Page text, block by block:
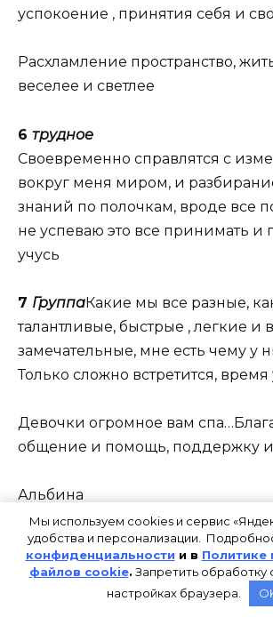
успокоение , принятия себя и
Расхламление пространство,
веселее и светлее
6 трудное
Своевременно справлятся с
вокруг меня миром, и
знаний по полочкам, вроде все
не успеваю это все принимать и
учусь
7 ГруппаКакие мы все разные,
талантливые, быстрые , легкие и
замечательные, мне есть чему у
Только сложно встретится, время
Девочки огромное вам
общение и помощь, поддержку
Альбина
***********************************
Итоги по первому блоку –
Мы используем cookies и сервис
удобства и персонализации.
конфиденциальности и в Политике
файлов cookie. Запретить
настройках браузера.